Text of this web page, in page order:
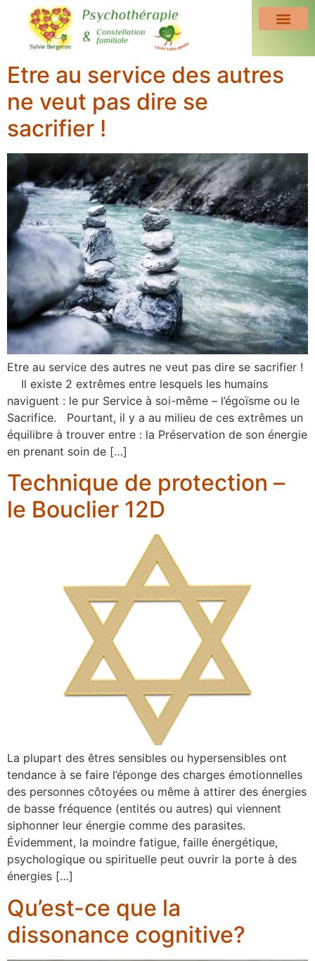
Etre au service des autres
ne veut pas dire se
sacrifier !
Etre au service des autres ne veut pas dire se sacrifier !
Il existe 2 extrêmes entre lesquels les humains
naviguent : le pur Service à soi-même – l’égoïsme ou le
Sacrifice. Pourtant, il y a au milieu de ces extrêmes un
équilibre à trouver entre : la Préservation de son énergie
en prenant soin de […]
Technique de protection –
le Bouclier 12D
La plupart des êtres sensibles ou hypersensibles ont
tendance à se faire l’éponge des charges émotionnelles
des personnes côtoyées ou même à attirer des énergies
de basse fréquence (entités ou autres) qui viennent
siphonner leur énergie comme des parasites.
Évidemment, la moindre fatigue, faille énergétique,
psychologique ou spirituelle peut ouvrir la porte à des
énergies […]
Qu’est-ce que la
dissonance cognitive?